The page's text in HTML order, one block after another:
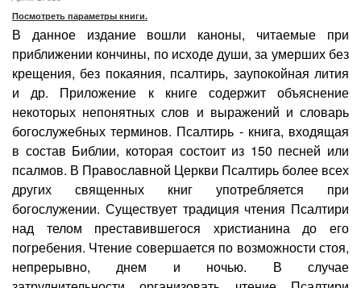
Посмотреть параметры книги.
В данное издание вошли каноны, читаемые при
приближении кончины, по исходе души, за умерших без
крещения, без покаяния, псалтирь, заупокойная лития
и др. Приложение к книге содержит объяснение
некоторых непонятных слов и выражений и словарь
богослужебных терминов. Псалтирь - книга, входящая
в состав Библии, которая состоит из 150 песней или
псалмов. В Православной Церкви Псалтирь более всех
других священных книг употребляется при
богослужении. Существует традиция чтения Псалтири
над телом преставившегося христианина до его
погребения. Чтение совершается по возможности стоя,
непрерывно, днем и ночью. В случае